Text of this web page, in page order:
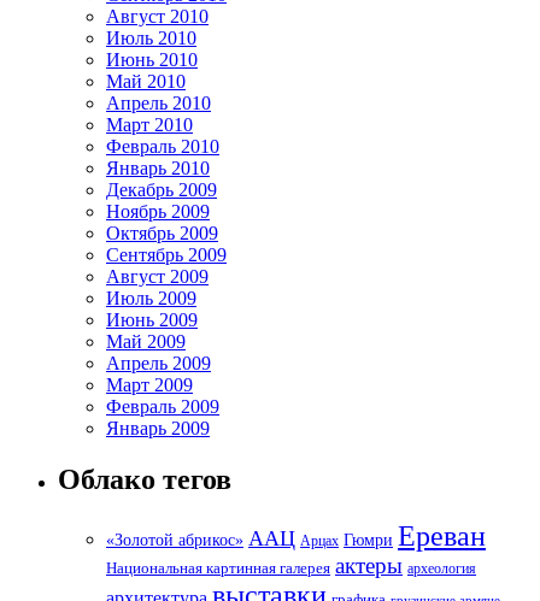
Август 2010
Июль 2010
Июнь 2010
Май 2010
Апрель 2010
Март 2010
Февраль 2010
Январь 2010
Декабрь 2009
Ноябрь 2009
Октябрь 2009
Сентябрь 2009
Август 2009
Июль 2009
Июнь 2009
Май 2009
Апрель 2009
Март 2009
Февраль 2009
Январь 2009
Облако тегов
«Золотой абрикос» ААЦ Арцах Гюмри Ереван
Национальная картинная галерея актеры археология